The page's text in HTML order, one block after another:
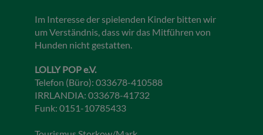
Im Interesse der spielenden Kinder bitten wir
um Verständnis, dass wir das Mitführen von
Hunden nicht gestatten.
LOLLY POP e.V.
Telefon (Büro): 033678-410588
IRRLANDIA: 033678-41732
Funk: 0151-10785433